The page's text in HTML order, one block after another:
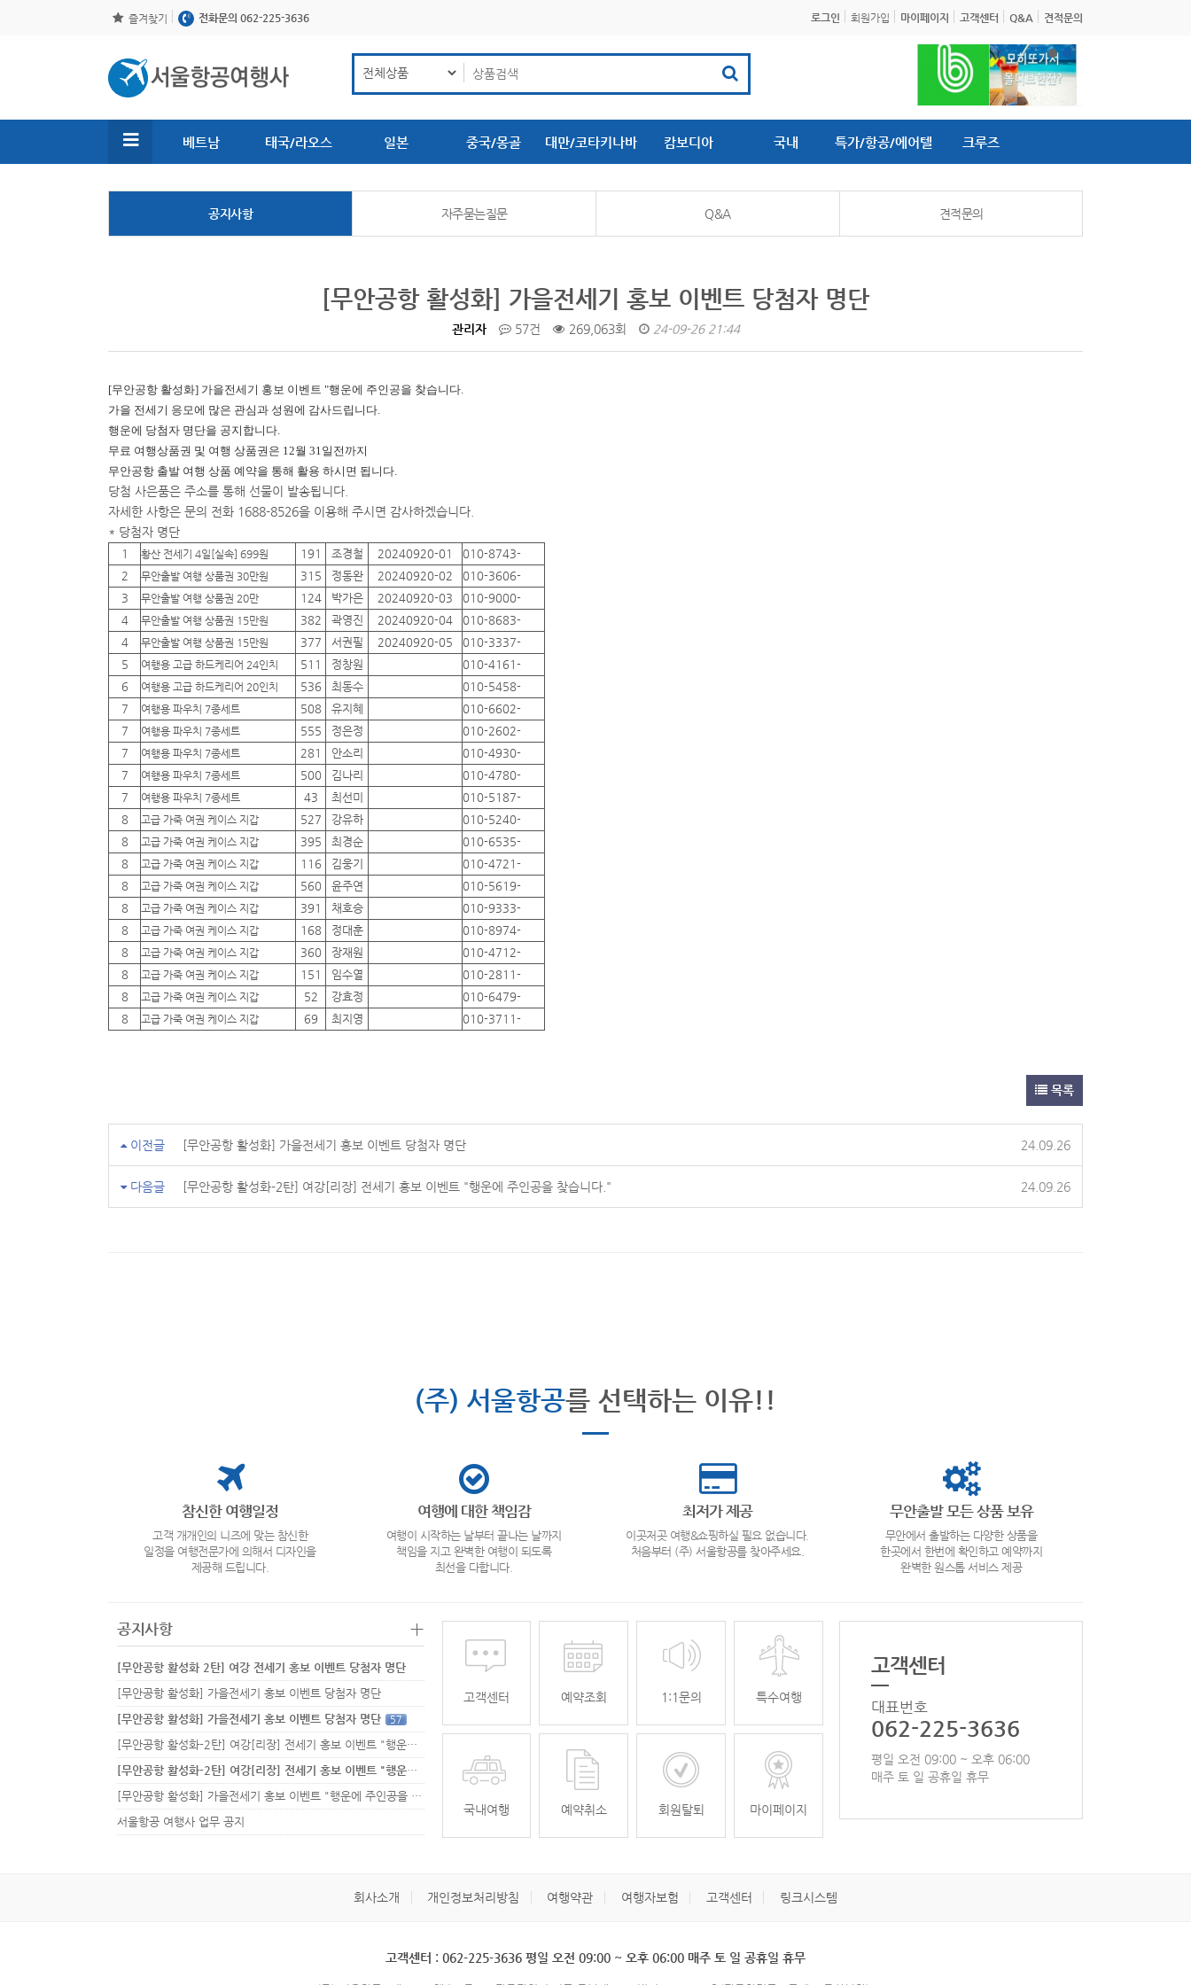
즐겨찾기 전화문의 062-225-3636 로그인 회원가입 마이페이지 고객센터 Q&A 견적문의
베트남 태국/라오스 일본 중국/몽골 대만/코타키나바
루
캄보디아 국내 특가/항공/에어텔 크루즈
공지사항 자주묻는질문 Q&A 견적문의
[무안공항 활성화] 가을전세기 홍보 이벤트 당첨자 명단
관리자 57건 269,063회 24-09-26 21:44
[무안공항 활성화] 가을전세기 홍보 이벤트 "행운에 주인공을 찾습니다.
가을 전세기 응모에 많은 관심과 성원에 감사드립니다.
행운에 당첨자 명단을 공지합니다.
무료 여행상품권 및 여행 상품권은 12월 31일전까지
무안공항 출발 여행 상품 예약을 통해 활용 하시면 됩니다.
당첨 사은품은 주소를 통해 선물이 발송됩니다.
자세한 사항은 문의 전화 1688-8526을 이용해 주시면 감사하겠습니다.
* 당첨자 명단
1 황산 전세기 4일[실속] 699원 191 조경철 20240920-01
010-8743-
2
무안출발 여행 상품권 30만원 315 정동완 20240920-02
010-3606-
3
무안출발 여행 상품권 20만 124 박가은 20240920-03
010-9000-
4
무안출발 여행 상품권 15만원 382 곽영진 20240920-04
010-8683-
4
무안출발 여행 상품권 15만원 377 서권필 20240920-05
010-3337-
5
여행용 고급 하드케리어 24인치 511 정창원
010-4161-
6
여행용 고급 하드케리어 20인치 536 최동수
010-5458-
7
여행용 파우치 7종세트 508 유지혜
010-6602-
7
여행용 파우치 7종세트 555 정은정
010-2602-
7
여행용 파우치 7종세트 281 안소리
010-4930-
7
여행용 파우치 7종세트 500 김나리
010-4780-
7
여행용 파우치 7종세트 43 최선미
010-5187-
8
고급 가죽 여권 케이스 지갑 527 강유하
010-5240-
8
고급 가죽 여권 케이스 지갑 395 최경순
010-6535-
8
고급 가죽 여권 케이스 지갑 116 김웅기
010-4721-
8
고급 가죽 여권 케이스 지갑 560 윤주연
010-5619-
8
고급 가죽 여권 케이스 지갑 391 채호승
010-9333-
8
고급 가죽 여권 케이스 지갑 168 정대훈
010-8974-
8
고급 가죽 여권 케이스 지갑 360 장재원
010-4712-
8
고급 가죽 여권 케이스 지갑 151 임수열
010-2811-
8
고급 가죽 여권 케이스 지갑 52 강효정
010-6479-
8
고급 가죽 여권 케이스 지갑 69 최지영 010-3711-
목록
이전글 [무안공항 활성화] 가을전세기 홍보 이벤트 당첨자 명단 24.09.26
다음글 [무안공항 활성화-2탄] 여강[리장] 전세기 홍보 이벤트 "행운에 주인공을 찾습니다." 24.09.26
(주) 서울항공를 선택하는 이유!!
참신한 여행일정
고객 개개인의 니즈에 맞는 참신한
일정을 여행전문가에 의해서 디자인을
제공해 드립니다.
여행에 대한 책임감
여행이 시작하는 날부터 끝나는 날까지
책임을 지고 완벽한 여행이 되도록
최선을 다합니다.
최저가 제공
이곳저곳 여행&쇼핑하실 필요 없습니다.
처음부터 (주) 서울항공를 찾아주세요.
무안출발 모든 상품 보유
무안에서 출발하는 다양한 상품을
한곳에서 한번에 확인하고 예약까지
완벽한 원스톱 서비스 제공
공지사항 +
[무안공항 활성화 2탄] 여강 전세기 홍보 이벤트 당첨자 명단
[무안공항 활성화] 가을전세기 홍보 이벤트 당첨자 명단
[무안공항 활성화] 가을전세기 홍보 이벤트 당첨자 명단
57
[무안공항 활성화-2탄] 여강[리장] 전세기 홍보 이벤트 "행운에 주인공…
[무안공항 활성화-2탄] 여강[리장] 전세기 홍보 이벤트 "행운에 주인공…
[무안공항 활성화] 가을전세기 홍보 이벤트 "행운에 주인공을 찾습니다."
서울항공 여행사 업무 공지
고객센터 예약조회 1:1문의 특수여행
국내여행 예약취소 회원탈퇴 마이페이지
고객센터
대표번호
062-225-3636
평일 오전 09:00 ~ 오후 06:00
매주 토 일 공휴일 휴무
회사소개 개인정보처리방침 여행약관 여행자보험 고객센터 링크시스템
고객센터 : 062-225-3636 평일 오전 09:00 ~ 오후 06:00 매주 토 일 공휴일 휴무